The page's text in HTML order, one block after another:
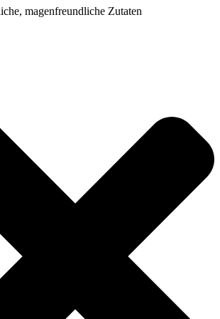
magenfreundliche Zutaten